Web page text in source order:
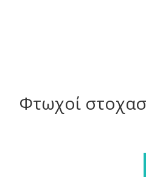
Φτωχοί